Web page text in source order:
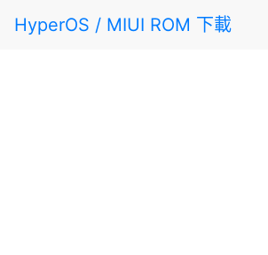
HyperOS / MIUI ROM 下載